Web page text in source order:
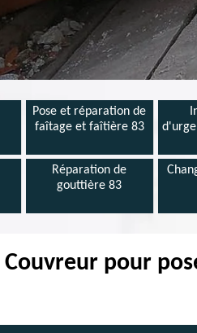
Pose et réparation de
faîtage et faîtière 83
Réparation de
gouttière 83
Couvreur pour